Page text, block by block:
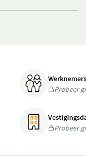
Probeer
Probeer